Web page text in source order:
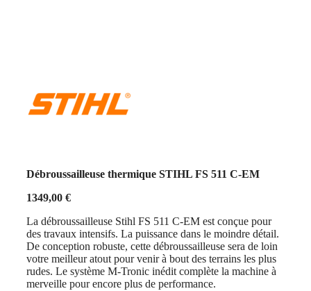
Débroussailleuse thermique STIHL FS 511 C-EM
1349,00 €
La débroussailleuse Stihl FS 511 C-EM est conçue pour
des travaux intensifs. La puissance dans le moindre détail.
De conception robuste, cette débroussailleuse sera de loin
votre meilleur atout pour venir à bout des terrains les plus
rudes. Le système M-Tronic inédit complète la machine à
merveille pour encore plus de performance.